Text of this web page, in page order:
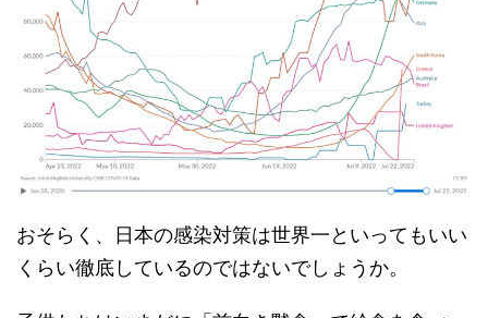
おそらく、日本の感染対策は世界一といってもいい
くらい徹底しているのではないでしょうか。